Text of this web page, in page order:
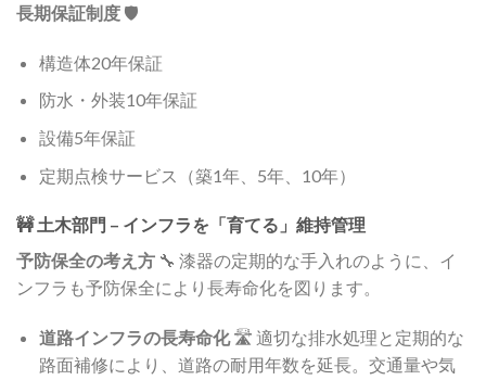
長期保証制度 🛡️
構造体20年保証
防水・外装10年保証
設備5年保証
定期点検サービス（築1年、5年、10年）
🚧 土木部門 – インフラを「育てる」維持管理
予防保全の考え方 🔧 漆器の定期的な手入れのように、イ
ンフラも予防保全により長寿命化を図ります。
道路インフラの長寿命化🛣️ 適切な排水処理と定期的な
路面補修により、道路の耐用年数を延長。交通量や気